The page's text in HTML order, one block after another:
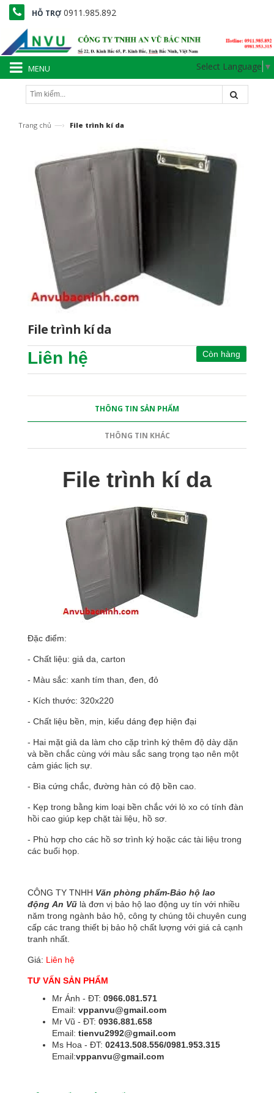
HỖ TRỢ 0911.985.892
MENU Select Language ▼
Trang chủ —› File trình kí da
File trình kí da
Còn hàng
Liên hệ
THÔNG TIN SẢN PHẨM
THÔNG TIN KHÁC
File trình kí da
Đặc điểm:
- Chất liệu: giả da, carton
- Màu sắc: xanh tím than, đen, đỏ
- Kích thước: 320x220
- Chất liệu bền, mịn, kiểu dáng đẹp hiện đại
- Hai mặt giả da làm cho cặp trình ký thêm độ dày dặn
và bền chắc cùng với màu sắc sang trọng tạo nên một
cảm giác lịch sự.
- Bìa cứng chắc, đường hàn có độ bền cao.
- Kẹp trong bằng kim loại bền chắc với lò xo có tính đàn
hồi cao giúp kẹp chặt tài liệu, hồ sơ.
- Phù hợp cho các hồ sơ trình ký hoặc các tài liệu trong
các buổi họp.
CÔNG TY TNHH Văn phòng phẩm-Bảo hộ lao
động An Vũ là đơn vị bảo hộ lao động uy tín với nhiều
năm trong ngành bảo hộ, công ty chúng tôi chuyên cung
cấp các trang thiết bị bảo hộ chất lượng với giá cả cạnh
tranh nhất.
Giá: Liên hệ
TƯ VẤN SẢN PHẨM
Mr Ánh - ĐT: 0966.081.571
Email: vppanvu@gmail.com
Mr Vũ - ĐT: 0936.881.658
Email: tienvu2992@gmail.com
Ms Hoa - ĐT: 02413.508.556/0981.953.315
Email:vppanvu@gmail.com